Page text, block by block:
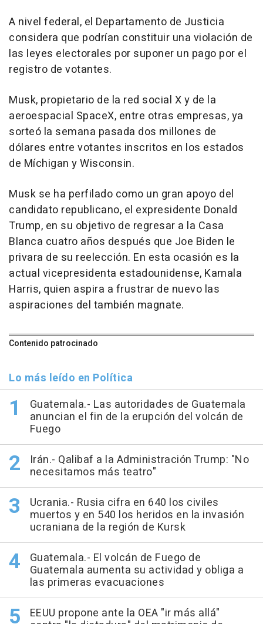
A nivel federal, el Departamento de Justicia
considera que podrían constituir una violación de
las leyes electorales por suponer un pago por el
registro de votantes.
Musk, propietario de la red social X y de la
aeroespacial SpaceX, entre otras empresas, ya
sorteó la semana pasada dos millones de
dólares entre votantes inscritos en los estados
de Míchigan y Wisconsin.
Musk se ha perfilado como un gran apoyo del
candidato republicano, el expresidente Donald
Trump, en su objetivo de regresar a la Casa
Blanca cuatro años después que Joe Biden le
privara de su reelección. En esta ocasión es la
actual vicepresidenta estadounidense, Kamala
Harris, quien aspira a frustrar de nuevo las
aspiraciones del también magnate.
Contenido patrocinado
Lo más leído en Política
Guatemala.- Las autoridades de Guatemala
anuncian el fin de la erupción del volcán de
Fuego
Irán.- Qalibaf a la Administración Trump: "No
necesitamos más teatro"
Ucrania.- Rusia cifra en 640 los civiles
muertos y en 540 los heridos en la invasión
ucraniana de la región de Kursk
Guatemala.- El volcán de Fuego de
Guatemala aumenta su actividad y obliga a
las primeras evacuaciones
EEUU propone ante la OEA "ir más allá"